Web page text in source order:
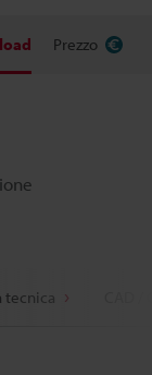
Prezzo
tecnica